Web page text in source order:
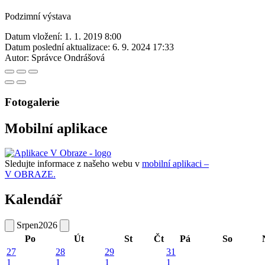
Podzimní výstava
Datum vložení: 1. 1. 2019 8:00
Datum poslední aktualizace: 6. 9. 2024 17:33
Autor: Správce Ondrášová
Fotogalerie
Mobilní aplikace
Sledujte informace z našeho webu v mobilní aplikaci –
V OBRAZE.
Kalendář
Srpen2026
Po
Út St Čt Pá So
27
1
28
1
29
1
31
1